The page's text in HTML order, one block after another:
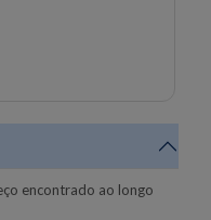
encontrado ao longo